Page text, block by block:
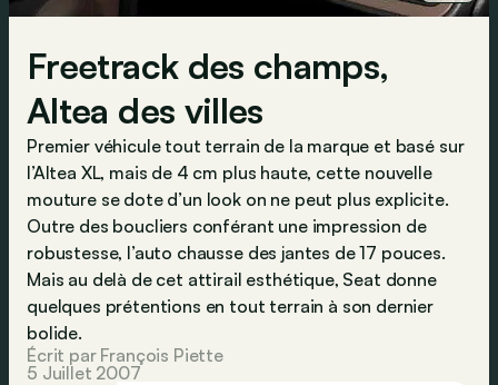
Freetrack des champs,
Altea des villes
Premier véhicule tout terrain de la marque et basé sur
l’Altea XL, mais de 4 cm plus haute, cette nouvelle
mouture se dote d’un look on ne peut plus explicite.
Outre des boucliers conférant une impression de
robustesse, l’auto chausse des jantes de 17 pouces.
Mais au delà de cet attirail esthétique, Seat donne
quelques prétentions en tout terrain à son dernier
bolide.
Écrit par François Piette
5 Juillet 2007